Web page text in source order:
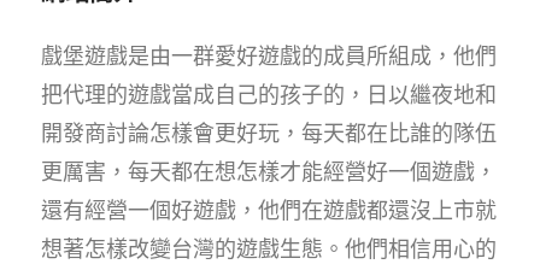
戲堡遊戲是由一群愛好遊戲的成員所組成，他們
把代理的遊戲當成自己的孩子的，日以繼夜地和
開發商討論怎樣會更好玩，每天都在比誰的隊伍
更厲害，每天都在想怎樣才能經營好一個遊戲，
還有經營一個好遊戲，他們在遊戲都還沒上市就
想著怎樣改變台灣的遊戲生態。他們相信用心的